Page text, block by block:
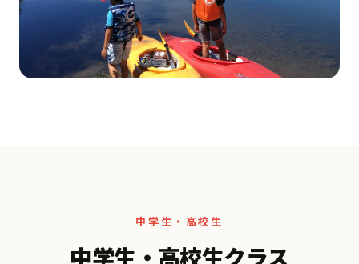
中学生・高校生
中学生・高校生クラス